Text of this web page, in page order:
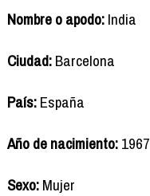
Nombre o apodo:India
Ciudad:Barcelona
País:España
Año de nacimiento:1967
Sexo:Mujer